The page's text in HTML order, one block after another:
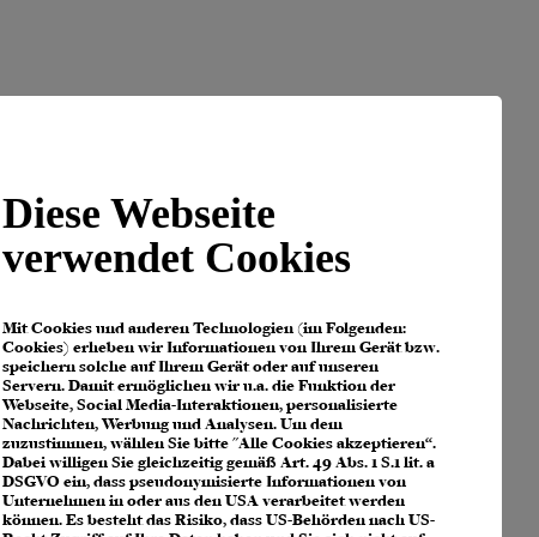
Diese Webseite
verwendet Cookies
Mit Cookies und anderen Technologien (im Folgenden:
Cookies) erheben wir Informationen von Ihrem Gerät bzw.
speichern solche auf Ihrem Gerät oder auf unseren
Servern. Damit ermöglichen wir u.a. die Funktion der
Webseite, Social Media-Interaktionen, personalisierte
Nachrichten, Werbung und Analysen. Um dem
zuzustimmen, wählen Sie bitte "Alle Cookies akzeptieren“.
Dabei willigen Sie gleichzeitig gemäß Art. 49 Abs. 1 S.1 lit. a
DSGVO ein, dass pseudonymisierte Informationen von
Unternehmen in oder aus den USA verarbeitet werden
können. Es besteht das Risiko, dass US-Behörden nach US-